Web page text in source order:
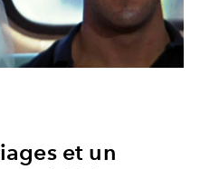
et un